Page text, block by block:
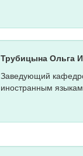
Трубицына Ольга
Заведующий
иностранным